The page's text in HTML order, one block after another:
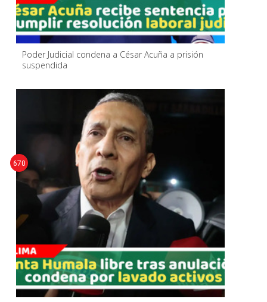
Poder Judicial condena a César Acuña a prisión
suspendida
670